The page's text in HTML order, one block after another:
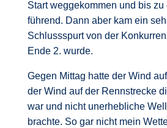
Start weggekommen und bis
führend. Dann aber kam ein
Schlussspurt von der
Ende 2. wurde.
Gegen Mittag hatte der Wind
der Wind auf der Rennstrecke
war und nicht unerhebliche
brachte. So gar nicht mein